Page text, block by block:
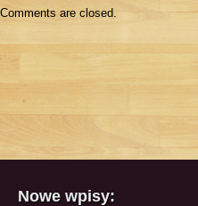
Comments are closed.
Nowe wpisy: